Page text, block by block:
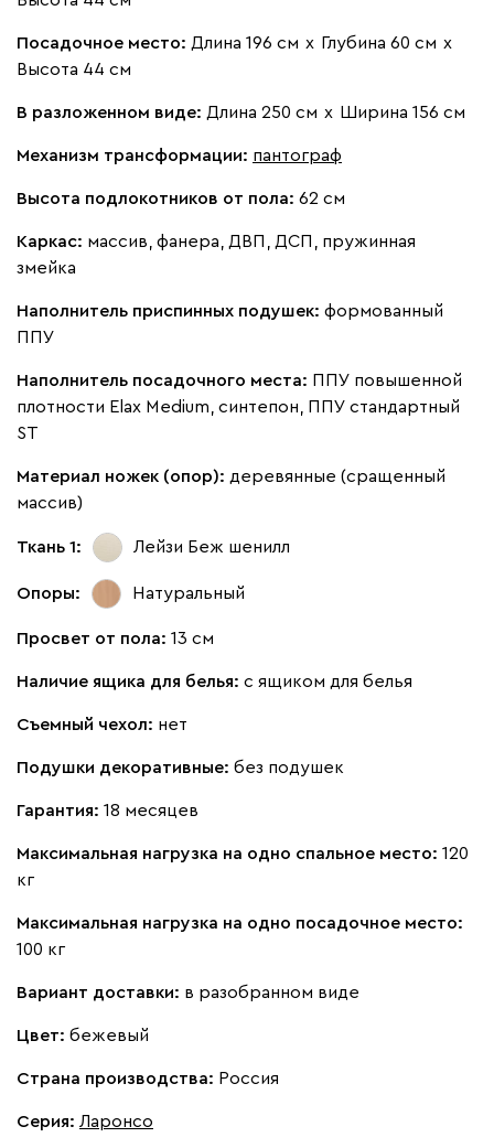
Мола
Жёлтый Песочный Розовый
Кларинс
Винтер
Букле 122 351 132 990 8
Посадочное место: Длина 196 см х Глубина 60 см х
Высота 44 см
В разложенном виде: Длина 250 см х Ширина 156 см
Механизм трансформации: пантограф
Высота подлокотников от пола: 62 см
Каркас: массив, фанера, ДВП, ДСП, пружинная
змейка
Наполнитель приспинных подушек: формованный
ППУ
Наполнитель посадочного места: ППУ повышенной
плотности Elax Medium, синтепон, ППУ стандартный
ST
Материал ножек (опор): деревянные (сращенный
массив)
Ткань 1: Лейзи Беж шенилл
Опоры: Натуральный
Просвет от пола: 13 см
Наличие ящика для белья: с ящиком для белья
Съемный чехол: нет
Подушки декоративные: без подушек
Гарантия: 18 месяцев
Максимальная нагрузка на одно спальное место: 120
кг
Максимальная нагрузка на одно посадочное место:
100 кг
Вариант доставки: в разобранном виде
Цвет: бежевый
Страна производства: Россия
Серия: Ларонсо